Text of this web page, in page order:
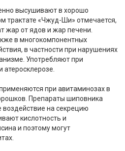
высушивают в хорошо
трактате «Чжуд-Ши» отмечается,
жар от ядов и жар печени.
в многокомпонентных
в частности при нарушениях
Употребляют при
атеросклерозе.
при авитаминозах в
Препараты шиповника
на секрецию
кислотность и
и поэтому могут